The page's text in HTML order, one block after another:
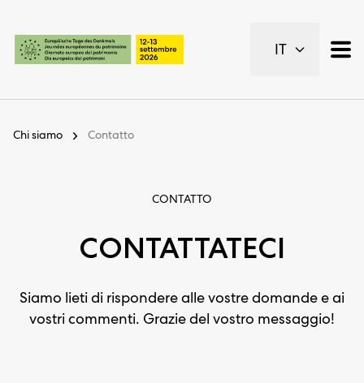
Pagine importanti
Pagina iniziale
Contenuto
Piano del sito
IT
Chi siamo Contatto
CONTATTO
CONTATTATECI
Siamo lieti di rispondere alle vostre domande e ai
vostri commenti. Grazie del vostro messaggio!